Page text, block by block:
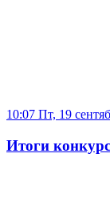
10:07 Пт, 19
Итоги